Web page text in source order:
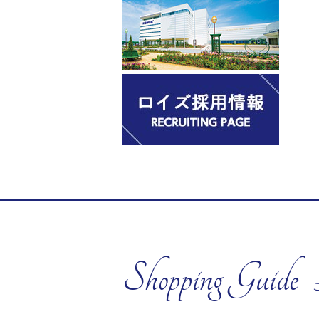
Shopping Guide